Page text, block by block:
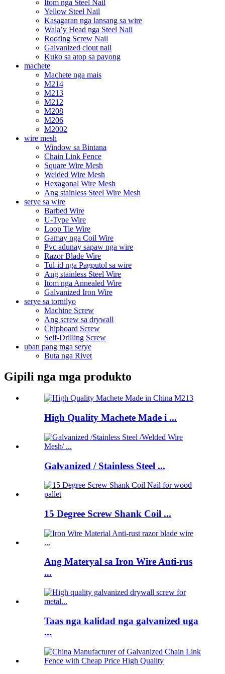
Itom nga Steel Nail
Yellow Steel Nail
Kasagaran nga lansang sa wire
Wala’y Head nga Steel Nail
Roofing Screw Nail
Galvanized clout nail
Kuko sa atop sa payong
machete
Machete nga mais
M214
M213
M212
M208
M206
M2002
wire mesh
Window sa Bintana
Chain Link Fence
Square Wire Mesh
Welded Wire Mesh
Hexagonal Wire Mesh
Ang stainless Steel Wire Mesh
serye sa wire
Barbed Wire
U-Type Wire
Loop Tie Wire
Gamay nga Coil Wire
Pvc adunay sapaw nga wire
Razor Blade Wire
Tul-id nga Pagputol sa wire
Ang stainless Steel Wire
Itom nga Annealed Wire
Galvanized Iron Wire
serye sa tornilyo
Machine Screw
Ang screw sa drywall
Chipboard Screw
Self-Drilling Screw
uban pang mga serye
Buta nga Rivet
Gipili nga mga produkto
High Quality Machete Made i ...
Galvanized / Stainless Steel ...
15 Degree Screw Shank Coil ...
Ang Materyal sa Iron Wire Anti-rus
...
Taas nga kalidad nga galvanized uga
...